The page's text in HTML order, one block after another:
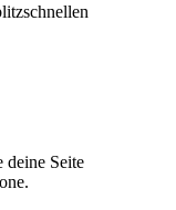
deine Seite